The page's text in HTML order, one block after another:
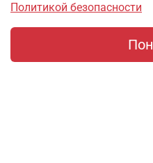
Политикой безопасности